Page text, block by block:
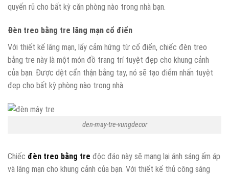
quyến rũ cho bất kỳ căn phòng nào trong nhà bạn.
Đèn treo bằng tre lãng mạn cổ điển
Với thiết kế lãng mạn, lấy cảm hứng từ cổ điển, chiếc đèn treo
bằng tre này là một món đồ trang trí tuyệt đẹp cho khung cảnh
của bạn. Được dệt cẩn thận bằng tay, nó sẽ tạo điểm nhấn tuyệt
đẹp cho bất kỳ phòng nào trong nhà.
den-may-tre-vungdecor
Chiếc đèn treo bằng tre độc ​​đáo này sẽ mang lại ánh sáng ấm áp
và lãng mạn cho khung cảnh của bạn. Với thiết kế thủ công sáng